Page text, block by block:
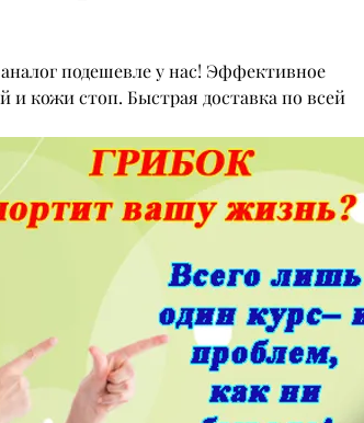
подешевле у нас! Эффективное
и кожи стоп. Быстрая доставка по всей